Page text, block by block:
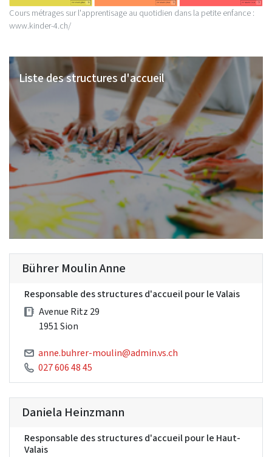
Cours métrages sur l'apprentisage au quotidien dans la petite enfance :
www.kinder-4.ch/
Liste des structures d'accueil
Bührer Moulin Anne
Responsable des structures d'accueil pour le Valais
Avenue Ritz 29
1951 Sion
anne.buhrer-moulin@admin.vs.ch
027 606 48 45
Daniela Heinzmann
Responsable des structures d'accueil pour le Haut-
Valais